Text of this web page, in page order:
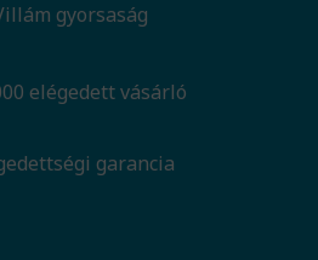
gyorsaság
elégedett vásárló
garancia